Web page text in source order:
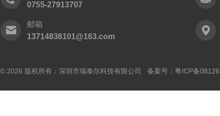
0755-27913707
邮箱
13714836101@163.com
© 2026 版权所有：深圳市瑞泰尔科技有限公司 备案号： 粤ICP备